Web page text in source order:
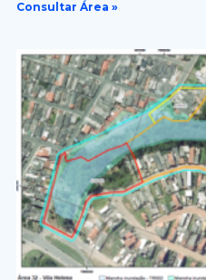
Consultar Área »